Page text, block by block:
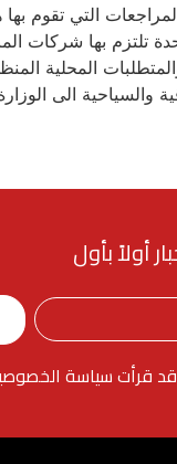
التي تقوم
تلتزم بها شركات
المحلية
الى
أولاً بأول
قرأت سياسة